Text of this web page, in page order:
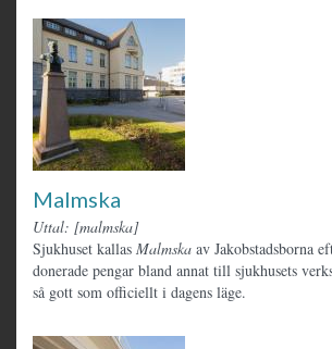
Malmska
Uttal: [malmska]
Sjukhuset kallas Malmska av Jakobstadsborna
donerade pengar bland annat till sjukhusets
så gott som officiellt i dagens läge.